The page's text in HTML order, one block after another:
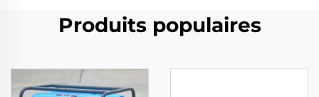
Produits populaires